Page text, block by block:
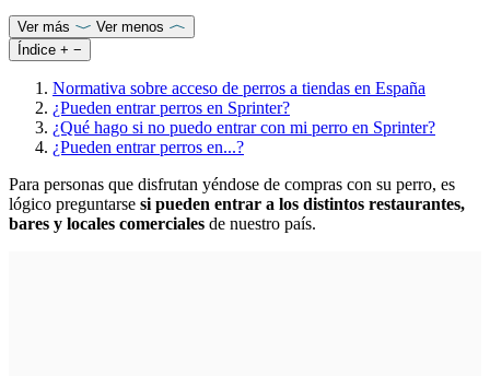
Ver más
Ver menos
Índice + −
Normativa sobre acceso de perros a tiendas en España
¿Pueden entrar perros en Sprinter?
¿Qué hago si no puedo entrar con mi perro en Sprinter?
¿Pueden entrar perros en...?
Para personas que disfrutan yéndose de compras con su perro, es
lógico preguntarse si pueden entrar a los distintos restaurantes,
bares y locales comerciales de nuestro país.